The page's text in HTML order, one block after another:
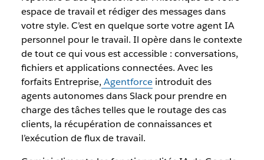
espace de travail et rédiger des messages dans
votre style. C’est en quelque sorte votre agent IA
personnel pour le travail. Il opère dans le contexte
de tout ce qui vous est accessible : conversations,
fichiers et applications connectées. Avec les
forfaits Entreprise, Agentforceintroduit des
agents autonomes dans Slack pour prendre en
charge des tâches telles que le routage des cas
clients, la récupération de connaissances et
l’exécution de flux de travail.